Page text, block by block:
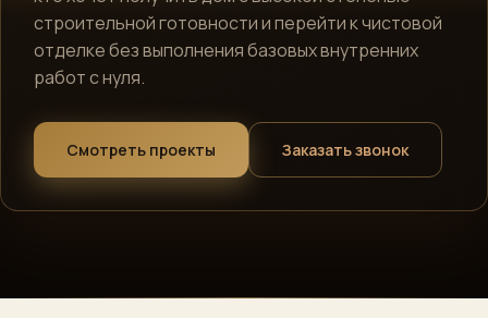
строительной готовности и перейти к чистовой
отделке без выполнения базовых внутренних
работ с нуля.
Смотреть проекты Заказать звонок
Алексей · СкандиЭко Дом
Онлайн · консультирует по проектам, ценам и ипотеке
Telegram